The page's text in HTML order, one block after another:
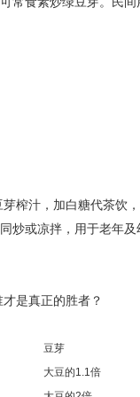
榨汁，加白糖代茶饮
炒或凉拌，用于老年及
是真正的胜者？
豆芽
大豆的1.1倍